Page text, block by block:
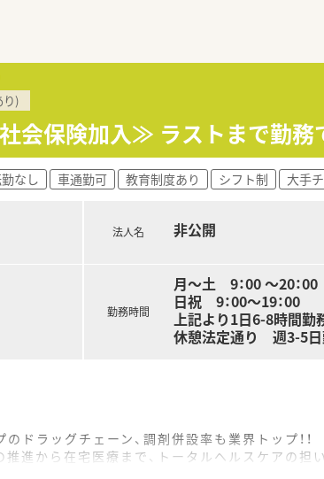
り)
会保険加入≫ ラストまで勤務
なし 車通勤可 教育制度あり シフト制 大手
法人名 非公開
勤務時間
月～土 9：00 ～20：00
日祝 9：00～19：00
上記より1日6-8時間勤
休憩法定通り 週3-5
ラッグチェーン、調剤併設率も業界トップ！！
進から在宅医療まで、トータルヘルスケアの担